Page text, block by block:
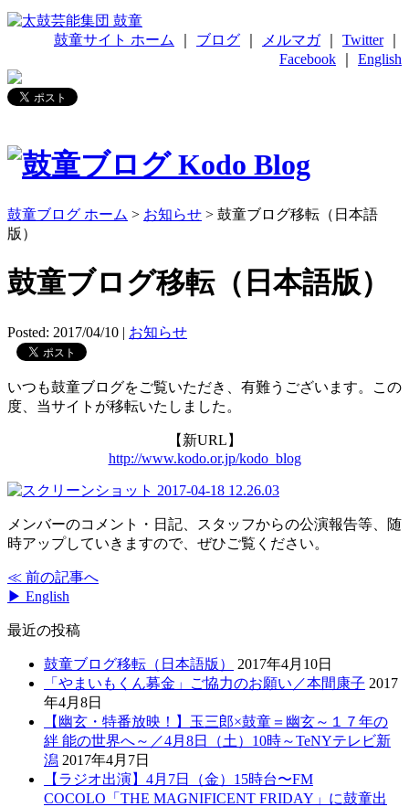
鼓童サイト ホーム ブログ メルマガ｜ Twitter｜
Facebook
English
鼓童ブログ ホーム > お知らせ > 鼓童ブログ移転（日本語
版）
鼓童ブログ移転（日本語版）
Posted: 2017/04/10 | お知らせ
いつも鼓童ブログをご覧いただき、有難うございます。この
度、当サイトが移転いたしました。
【新URL】
http://www.kodo.or.jp/kodo_blog
メンバーのコメント・日記、スタッフからの公演報告等、随
時アップしていきますので、ぜひご覧ください。
≪ 前の記事へ
▶ English
最近の投稿
鼓童ブログ移転（日本語版）
2017年4月10日
「やまいもくん募金」ご協力のお願い／本間康子 2017
年4月8日
【幽玄・特番放映！】玉三郎×鼓童＝幽玄～１７年の
絆 能の世界へ～／4月8日（土）10時～TeNYテレビ新
潟 2017年4月7日
【ラジオ出演】4月7日（金）15時台〜FM
COCOLO「THE MAGNIFICENT FRIDAY」に鼓童出